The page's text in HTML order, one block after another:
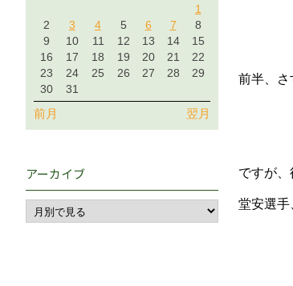
前半、さ
ですが、
堂安選手
1
2
3 4 5 6 7
8
9
10 11 12 13 14
15
16
17 18 19 20 21
22
23
24 25 26 27 28
29
30
31
前月 翌月
アーカイブ